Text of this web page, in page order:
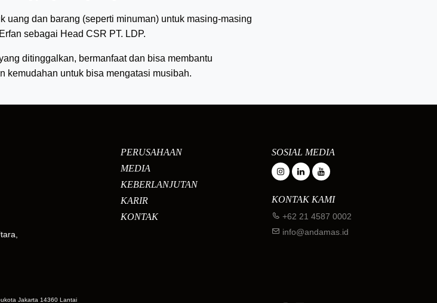
uang dan barang (seperti minuman) untuk masing-masing
sebagai Head CSR PT. LDP.
ditinggalkan, bermanfaat dan bisa membantu
kemudahan untuk bisa mengatasi musibah.
PERUSAHAAN
MEDIA
KEBERLANJUTAN
KARIR
KONTAK
SOSIAL MEDIA
KONTAK KAMI
+62 21 4587 0002
info@andamas.id
Jakarta 14360 Lantai